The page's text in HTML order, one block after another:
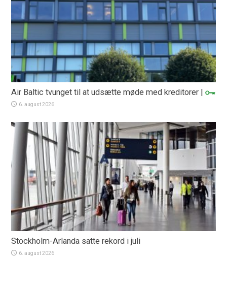
Air Baltic tvunget til at udsætte møde med kreditorer |
6. august 2026
Stockholm-Arlanda satte rekord i juli
6. august 2026